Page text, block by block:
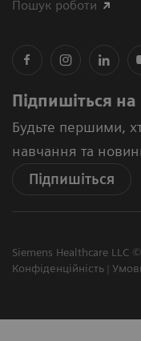
Пошук роботи
Підпишіться
Будьте першими,
навчання та
Підпишіться
Siemens Healthcare LLC
Конфіденційність